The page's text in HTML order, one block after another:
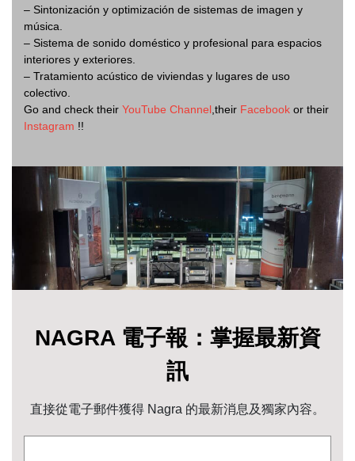
– Sintonización y optimización de sistemas de imagen y
música.
– Sistema de sonido doméstico y profesional para espacios
interiores y exteriores.
– Tratamiento acústico de viviendas y lugares de uso
colectivo.
Go and check their YouTube Channel,their Facebook or their
Instagram !!
NAGRA 電子報：掌握最新資
訊